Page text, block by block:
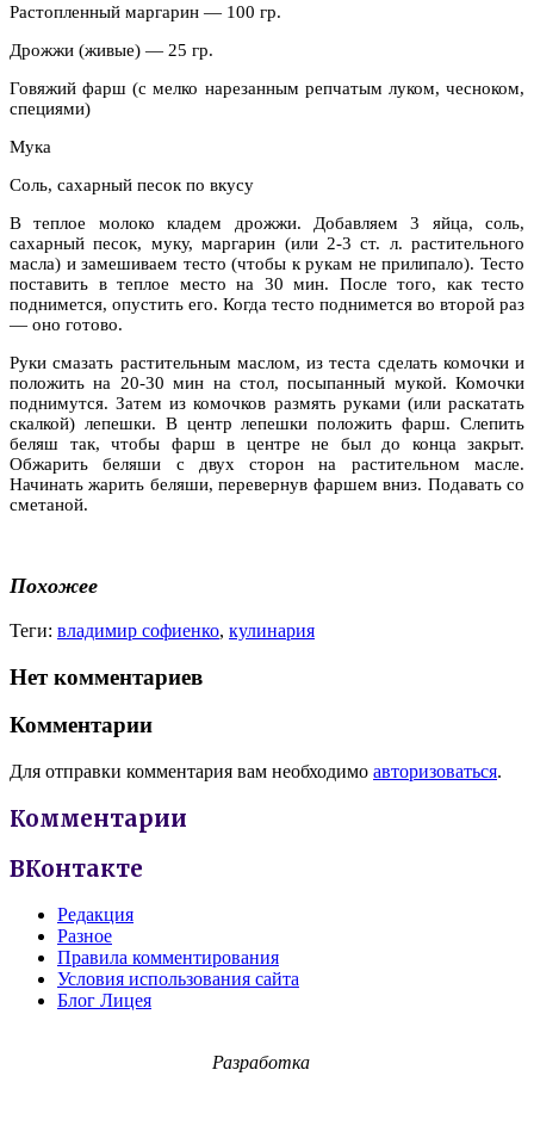
Растопленный маргарин — 100 гр.
Дрожжи (живые) — 25 гр.
Говяжий фарш (с мелко нарезанным репчатым луком, чесноком,
специями)
Мука
Соль, сахарный песок по вкусу
В теплое молоко кладем дрожжи. Добавляем 3 яйца, соль,
сахарный песок, муку, маргарин (или 2-3 ст. л. растительного
масла) и замешиваем тесто (чтобы к рукам не прилипало). Тесто
поставить в теплое место на 30 мин. После того, как тесто
поднимется, опустить его. Когда тесто поднимется во второй раз
— оно готово.
Руки смазать растительным маслом, из теста сделать комочки и
положить на 20-30 мин на стол, посыпанный мукой. Комочки
поднимутся. Затем из комочков размять руками (или раскатать
скалкой) лепешки. В центр лепешки положить фарш. Слепить
беляш так, чтобы фарш в центре не был до конца закрыт.
Обжарить беляши с двух сторон на растительном масле.
Начинать жарить беляши, перевернув фаршем вниз. Подавать со
сметаной.
Похожее
Теги: владимир софиенко, кулинария
Нет комментариев
Комментарии
Для отправки комментария вам необходимо авторизоваться.
Комментарии
ВКонтакте
Редакция
Разное
Правила комментирования
Условия использования сайта
Блог Лицея
Разработка